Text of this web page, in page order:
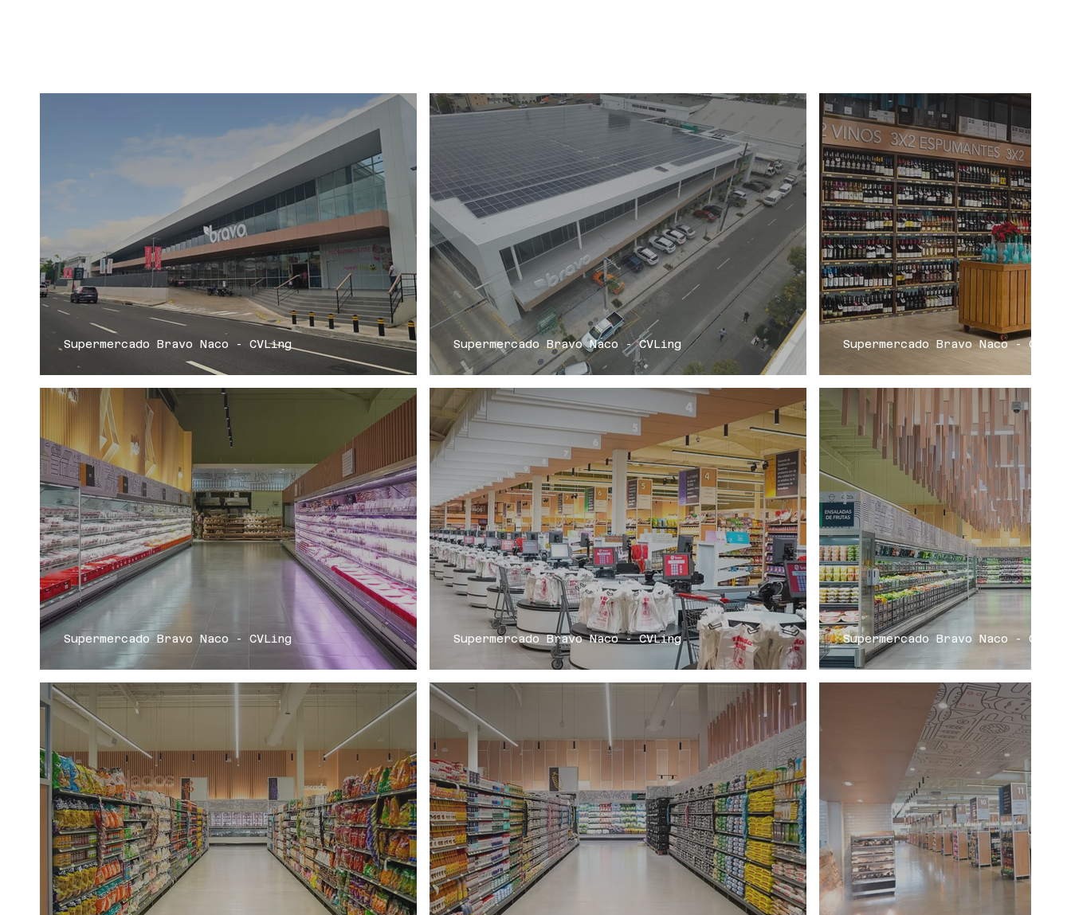
Supermercado Bravo Naco - CVLing Supermercado Bravo Naco - CVLing Supermercado Bravo Naco - CVLing
Supermercado Bravo Naco - CVLing Supermercado Bravo Naco - CVLing Supermercado Bravo Naco - CVLing